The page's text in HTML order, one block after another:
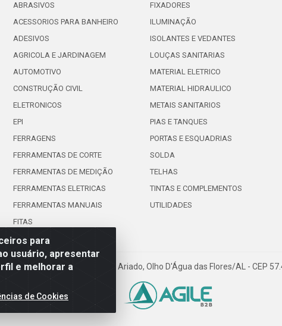
para
usuário, apresentar
e melhorar a
de Cookies
ABRASIVOS
ACESSORIOS PARA BANHEIRO
ADESIVOS
AGRICOLA E JARDINAGEM
AUTOMOTIVO
CONSTRUÇÃO CIVIL
ELETRONICOS
EPI
FERRAGENS
FERRAMENTAS DE CORTE
FERRAMENTAS DE MEDIÇÃO
FERRAMENTAS ELETRICAS
FERRAMENTAS MANUAIS
FITAS
FIXADORES
ILUMINAÇÃO
ISOLANTES E VEDANTES
LOUÇAS SANITARIAS
MATERIAL ELETRICO
MATERIAL HIDRAULICO
METAIS SANITARIOS
PIAS E TANQUES
PORTAS E ESQUADRIAS
SOLDA
TELHAS
TINTAS E COMPLEMENTOS
UTILIDADES
Jose de Souza Leite, 265 - Ariado, Olho D'Água das Flores/AL - CEP